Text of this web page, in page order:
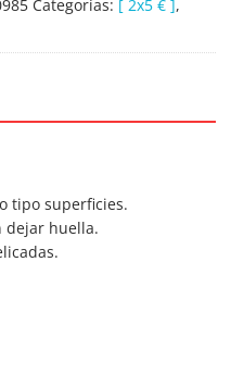
Categorías: [ 2x5 € ],
tipo superficies.
dejar huella.